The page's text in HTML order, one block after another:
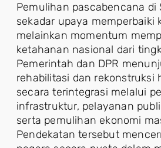
Pemulihan pascabencana di
sekadar upaya memperbaiki
melainkan momentum
ketahanan nasional dari
Pemerintah dan DPR
rehabilitasi dan rekonstruksi
secara terintegrasi melalui
infrastruktur, pelayanan
serta pemulihan ekonomi
Pendekatan tersebut